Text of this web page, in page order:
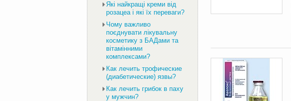
Які найкращі креми від
розацеа і які їх переваги?
Чому важливо
поєднувати лікувальну
косметику з БАДами та
вітамінними
комплексами?
Как лечить трофические
(диабетические) язвы?
Как лечить грибок в паху
у мужчин?